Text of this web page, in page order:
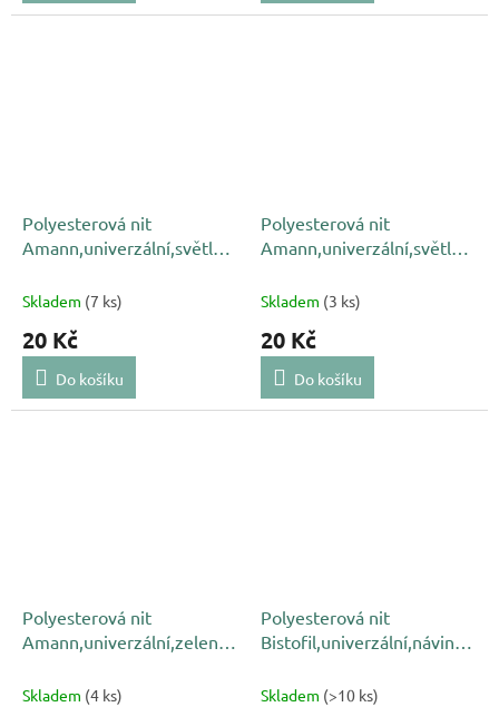
Polyesterová nit
Amann,univerzální,světle
Skladem (7 ks)
20 Kč
Do košíku
Polyesterová nit
Amann,univerzální,světle
Skladem (3 ks)
20 Kč
Do košíku
Polyesterová nit
Amann,univerzální,zelená
Skladem (4 ks)
Polyesterová nit
Bistofil,univerzální,návin
Skladem (>10 ks)